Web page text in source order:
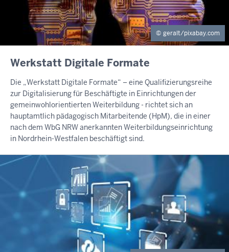
geralt/pixabay.com
INHALTSSEITE
Werkstatt Digitale Formate
Die „Werkstatt Digitale Formate“ – eine Qualifizierungsreihe
zur Digitalisierung für Beschäftigte in Einrichtungen der
gemeinwohlorientierten Weiterbildung - richtet sich an
hauptamtlich pädagogisch Mitarbeitende (HpM), die in einer
nach dem WbG NRW anerkannten Weiterbildungseinrichtung
in Nordrhein-Westfalen beschäftigt sind.